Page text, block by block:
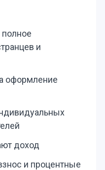
полное
и
оформление
доход
и процентные